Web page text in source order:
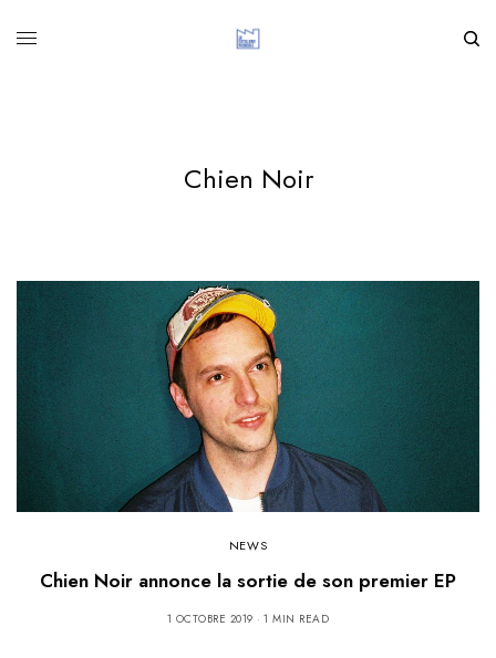
Chien Noir
NEWS
Chien Noir annonce la sortie de son premier EP
1 OCTOBRE 2019 1 MIN READ